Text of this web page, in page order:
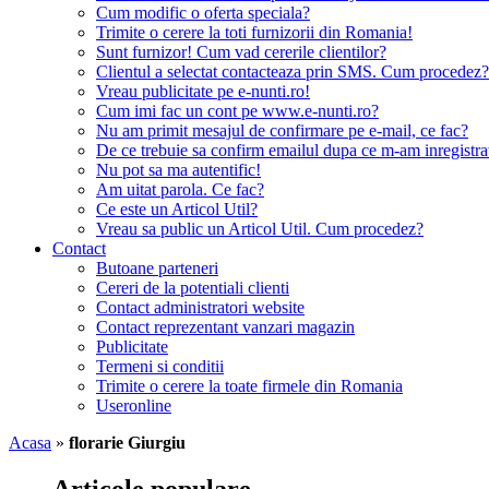
Cum modific o oferta speciala?
Trimite o cerere la toti furnizorii din Romania!
Sunt furnizor! Cum vad cererile clientilor?
Clientul a selectat contacteaza prin SMS. Cum procedez?
Vreau publicitate pe e-nunti.ro!
Cum imi fac un cont pe www.e-nunti.ro?
Nu am primit mesajul de confirmare pe e-mail, ce fac?
De ce trebuie sa confirm emailul dupa ce m-am
Nu pot sa ma autentific!
Am uitat parola. Ce fac?
Ce este un Articol Util?
Vreau sa public un Articol Util. Cum procedez?
Contact
Butoane parteneri
Cereri de la potentiali clienti
Contact administratori website
Contact reprezentant vanzari magazin
Publicitate
Termeni si conditii
Trimite o cerere la toate firmele din Romania
Useronline
Acasa » florarie Giurgiu